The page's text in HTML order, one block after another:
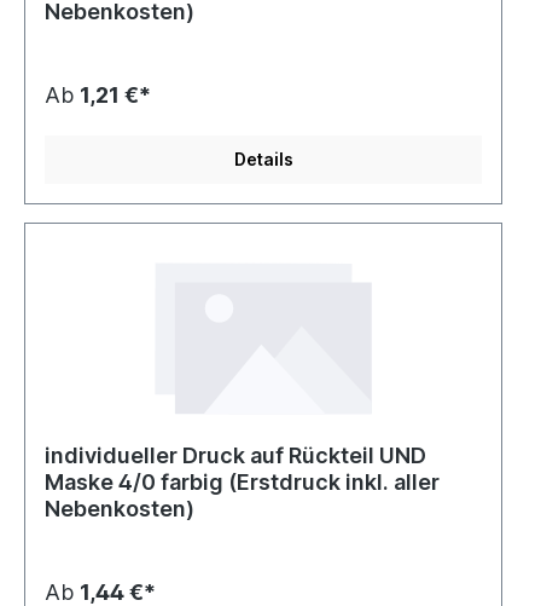
Nebenkosten)
Ab 1,21 €*
Details
individueller Druck auf Rückteil UND
Maske 4/0 farbig (Erstdruck inkl. aller
Nebenkosten)
Ab 1,44 €*